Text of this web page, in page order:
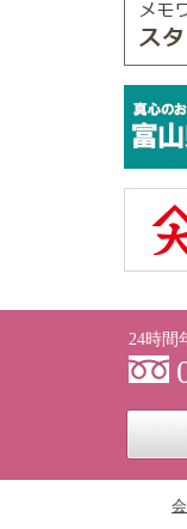
24時間